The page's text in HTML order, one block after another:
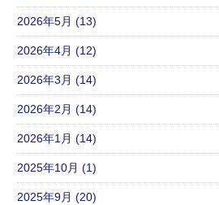
2026年5月 (13)
2026年4月 (12)
2026年3月 (14)
2026年2月 (14)
2026年1月 (14)
2025年10月 (1)
2025年9月 (20)